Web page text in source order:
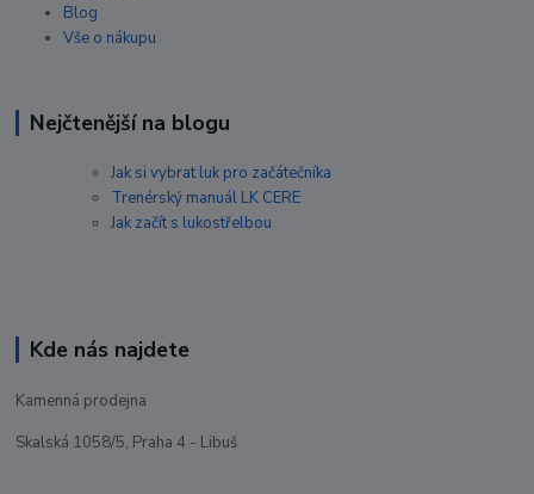
Blog
Vše o nákupu
Nejčtenější na blogu
Jak si vybrat luk pro začátečníka
Trenérský manuál LK CERE
Jak začít s lukostřelbou
Kde nás najdete
Kamenná prodejna
Skalská 1058/5, Praha 4 - Libuš